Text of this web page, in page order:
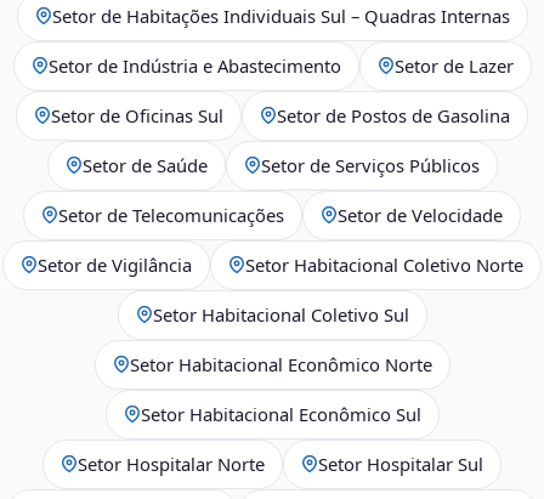
Setor de Habitações Individuais Sul – Quadras Internas
Setor de Indústria e Abastecimento Setor de Lazer
Setor de Oficinas Sul Setor de Postos de Gasolina
Setor de Saúde Setor de Serviços Públicos
Setor de Telecomunicações Setor de Velocidade
Setor de Vigilância Setor Habitacional Coletivo Norte
Setor Habitacional Coletivo Sul
Setor Habitacional Econômico Norte
Setor Habitacional Econômico Sul
Setor Hospitalar Norte Setor Hospitalar Sul